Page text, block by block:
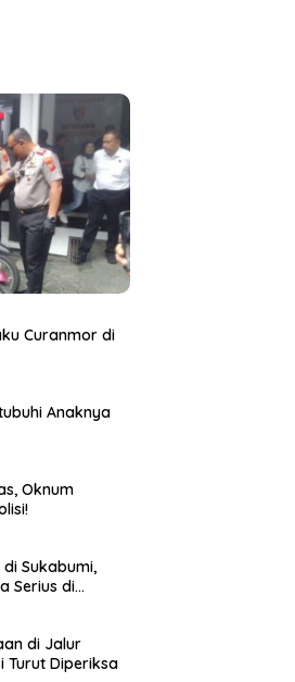
Curanmor di
Anaknya
Oknum
di Sukabumi,
Serius di
di Jalur
Turut Diperiksa